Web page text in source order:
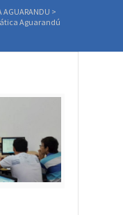
AGUARANDU >
Aguarandú